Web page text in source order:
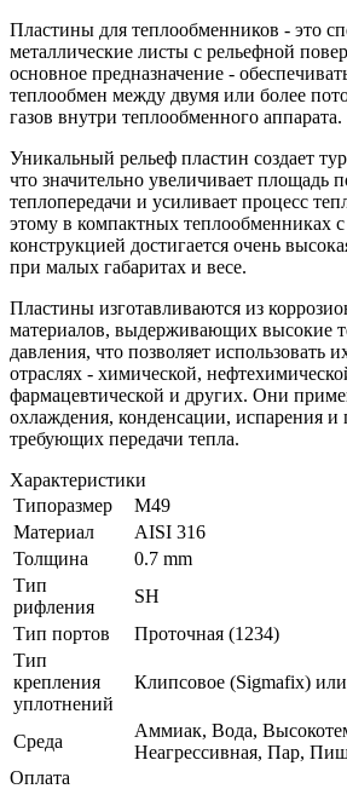
Пластины для теплообменников - это
металлические листы с рельефной
основное предназначение -
теплообмен между двумя или более
газов внутри теплообменного аппарата.
Уникальный рельеф пластин создает
что значительно увеличивает площадь
теплопередачи и усиливает процесс
этому в компактных теплообменниках
конструкцией достигается очень
при малых габаритах и весе.
Пластины изготавливаются из
материалов, выдерживающих высокие
давления, что позволяет использовать
отраслях - химической,
фармацевтической и других. Они
охлаждения, конденсации, испарения и
требующих передачи тепла.
Характеристики
Типоразмер
M49
Материал
AISI 316
Толщина
0.7 mm
Тип
рифления
SH
Тип портов
Проточная (1234)
Тип
крепления
уплотнений
Клипсовое (Sigmafix)
Среда
Аммиак, Вода,
Неагрессивная, Пар,
Оплата